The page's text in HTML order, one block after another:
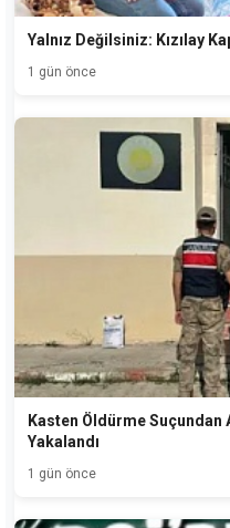
Yalnız Değilsiniz: Kızılay
1 gün önce
Kasten Öldürme Suçundan
Yakalandı
1 gün önce